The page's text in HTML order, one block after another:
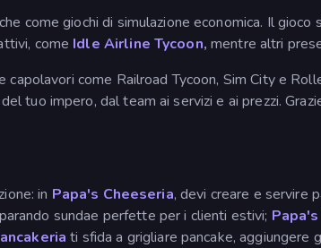
come giochi di simulazione economica. Il
come Idle Airline Tycoon, mentre altri
capolavori come Railroad Tycoon, Sim City e
tuo impero, dal team ai servizi e ai prezzi.
in Papa's Cheeseria, devi creare e servire
sundae perfette per i clienti estivi;
ti sfida a grigliare pancake, aggiungere